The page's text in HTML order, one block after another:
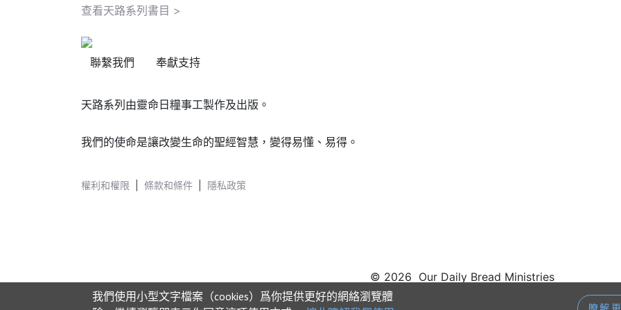
查看天路系列書目 >
聯繫我們 奉獻支持
天路系列由靈命日糧事工製作及出版。
我們的使命是讓改變生命的聖經智慧，變得易懂、易得。
權利和權限 條款和條件 隱私政策
© 2026 Our Daily Bread Ministries
我們使用小型文字檔案（cookies）爲你提供更好的網絡瀏覽體